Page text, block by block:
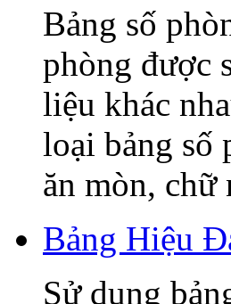
Bảng số
phòng được
liệu khác
loại bảng số
ăn mòn, chữ
Bảng Hiệu
Sử dụng